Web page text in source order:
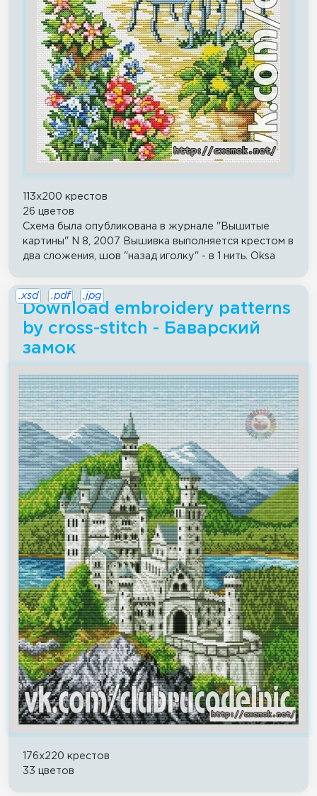
113x200 крестов
26 цветов
Схема была опубликована в журнале "Вышитые
картины" N 8, 2007 Вышивка выполняется крестом в
два сложения, шов "назад иголку" - в 1 нить. Oksa
Download embroidery patterns
by cross-stitch - Баварский
замок
.xsd .pdf .jpg
176x220 крестов
33 цветов